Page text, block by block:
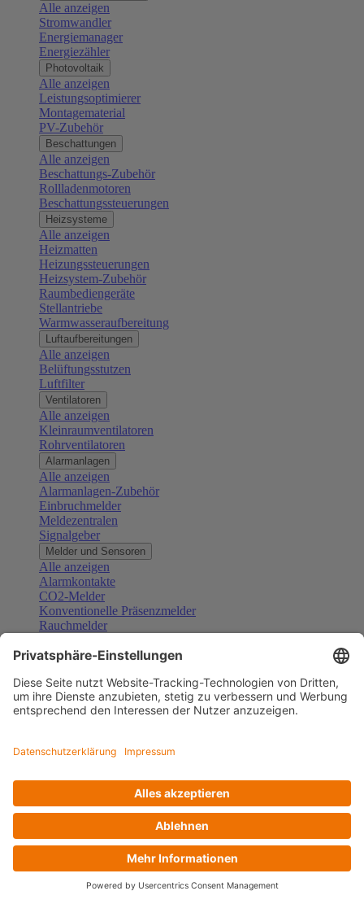
Alle anzeigen
Stromwandler
Energiemanager
Energiezähler
Photovoltaik
Alle anzeigen
Leistungsoptimierer
Montagematerial
PV-Zubehör
Beschattungen
Alle anzeigen
Beschattungs-Zubehör
Rollladenmotoren
Beschattungssteuerungen
Heizsysteme
Alle anzeigen
Heizmatten
Heizungssteuerungen
Heizsystem-Zubehör
Raumbediengeräte
Stellantriebe
Warmwasseraufbereitung
Luftaufbereitungen
Alle anzeigen
Belüftungsstutzen
Luftfilter
Ventilatoren
Alle anzeigen
Kleinraumventilatoren
Rohrventilatoren
Alarmanlagen
Alle anzeigen
Alarmanlagen-Zubehör
Einbruchmelder
Meldezentralen
Signalgeber
Melder und Sensoren
Alle anzeigen
Alarmkontakte
CO2-Melder
Konventionelle Präsenzmelder
Rauchmelder
Gefahrenmelder
Türsprechanlagen
Alle anzeigen
Außenstationen
Klingeltaster und Gongs
Sprechanlagen-Sets
Zubehör Türkommunikation
Videoüberwachung
Zubehör Videoüberwachung
Alle anzeigen